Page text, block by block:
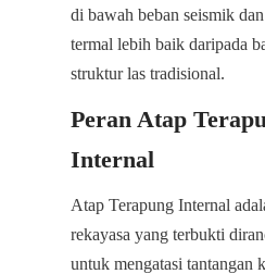
di bawah beban seismik
termal lebih baik daripada
struktur las tradisional.
Peran Atap
Internal
Atap Terapung Internal
rekayasa yang terbukti
untuk mengatasi tantangan